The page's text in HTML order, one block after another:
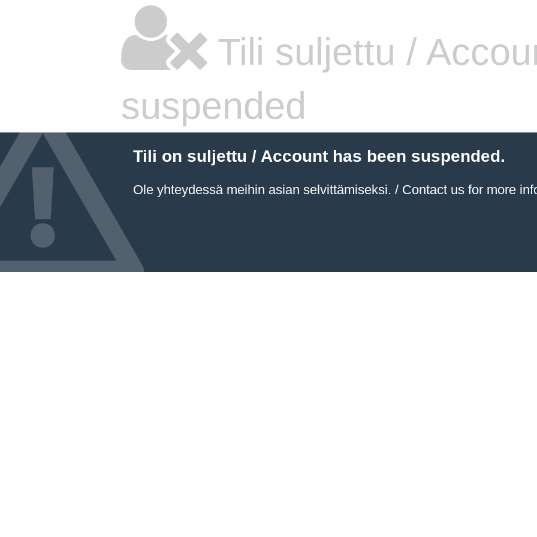
Tili suljettu /
suspended
Tili on suljettu / Account has been suspended.
Ole yhteydessä meihin asian selvittämiseksi. / Contact us for more